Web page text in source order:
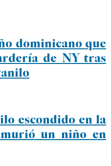
dominicano que
de NY tras
escondido en la
un niño en